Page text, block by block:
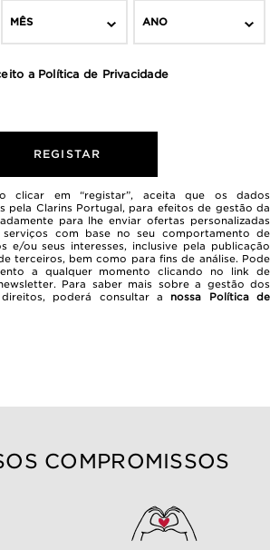
MÊS ANO
a Política de Privacidade
REGISTAR
clicar em “registar”, aceita que os dados
pela Clarins Portugal, para efeitos de gestão da
para lhe enviar ofertas personalizadas
com base no seu comportamento de
e/ou seus interesses, inclusive pela publicação
terceiros, bem como para fins de análise. Pode
a qualquer momento clicando no link de
Para saber mais sobre a gestão dos
poderá consultar a nossa Política de
COMPROMISSOS